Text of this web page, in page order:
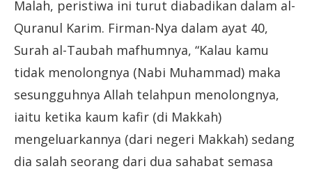
Malah, peristiwa ini turut diabadikan dalam al-
Quranul Karim. Firman-Nya dalam ayat 40,
Surah al-Taubah mafhumnya, “Kalau kamu
tidak menolongnya (Nabi Muhammad) maka
sesungguhnya Allah telahpun menolongnya,
iaitu ketika kaum kafir (di Makkah)
mengeluarkannya (dari negeri Makkah) sedang
dia salah seorang dari dua sahabat semasa